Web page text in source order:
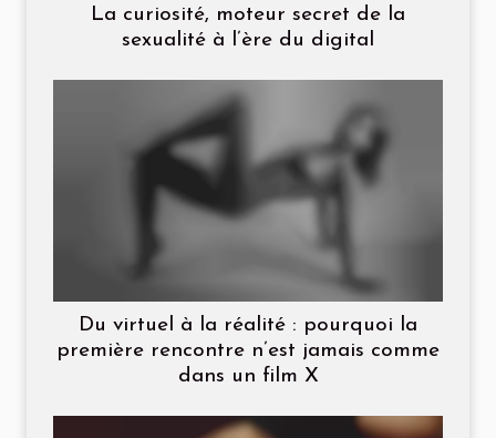
La curiosité, moteur secret de la
sexualité à l’ère du digital
Du virtuel à la réalité : pourquoi la
première rencontre n’est jamais comme
dans un film X